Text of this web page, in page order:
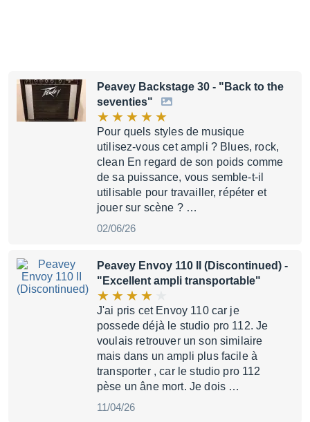
Peavey Backstage 30 - "Back to the
seventies"
Pour quels styles de musique
utilisez-vous cet ampli ? Blues, rock,
clean En regard de son poids comme
de sa puissance, vous semble-t-il
utilisable pour travailler, répéter et
jouer sur scène ? …
02/06/26
Peavey Envoy 110 II (Discontinued) -
"Excellent ampli transportable"
J'ai pris cet Envoy 110 car je
possede déjà le studio pro 112. Je
voulais retrouver un son similaire
mais dans un ampli plus facile à
transporter , car le studio pro 112
pèse un âne mort. Je dois …
11/04/26